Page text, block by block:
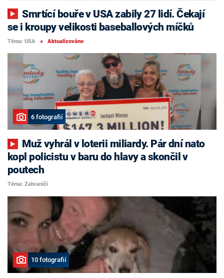
Smrtící bouře v USA zabily 27 lidí. Čekají
se i kroupy velikosti baseballových míčků
Téma: USA ■ Aktualizováno
6 fotografií
kopl policistu v baru do hlavy a skončil v
poutech
Téma: Zahraničí
10 fotografií